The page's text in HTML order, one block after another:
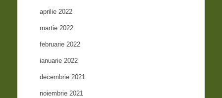
aprilie 2022
martie 2022
februarie 2022
ianuarie 2022
decembrie 2021
noiembrie 2021